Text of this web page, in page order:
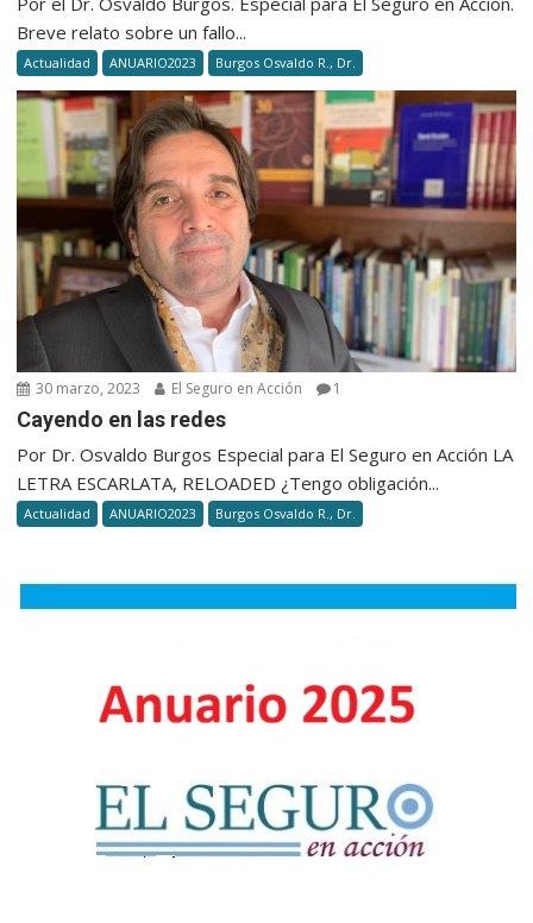
MÉDICO
DAÑA,
LA
ART
PAGA
Breve relato sobre un fallo...
Actualidad ANUARIO2023 Burgos Osvaldo R., Dr.
30 marzo, 2023 El Seguro en Acción 1
Cayendo en las redes
Por Dr. Osvaldo Burgos Especial para El Seguro en Acción LA
LETRA ESCARLATA, RELOADED ¿Tengo obligación...
Actualidad ANUARIO2023 Burgos Osvaldo R., Dr.